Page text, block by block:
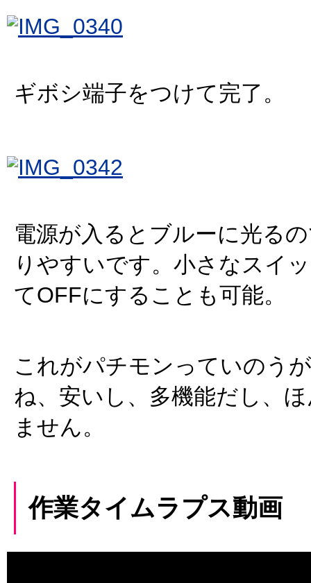
ギボシ端子をつけて完了。
電源が入るとブルーに光る
りやすいです。小さなスイ
てOFFにすることも可能。
これがパチモンっていのう
ね、安いし、多機能だし、
ません。
作業タイムラプス動画